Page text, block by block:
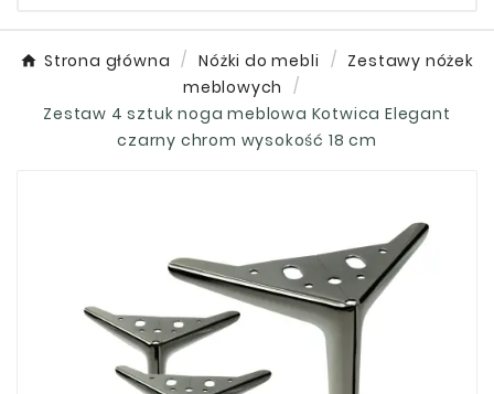
Strona główna Nóżki do mebli
Zestawy nóżek
meblowych
Zestaw 4 sztuk noga meblowa Kotwica Elegant
czarny chrom wysokość 18 cm